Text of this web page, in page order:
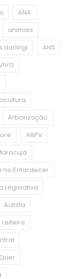
ANA
animais
darlingi
ANS
Arborização
ARPV
no Entardecer
Legislativa
Autista
Leiteira